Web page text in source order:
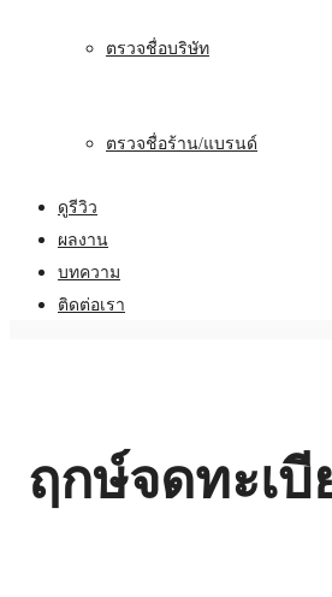
ตรวจชื่อบริษัท
ตรวจชื่อร้าน/แบรนด์
ดูรีวิว
ผลงาน
บทความ
ติดต่อเรา
ฤกษ์จดทะเ